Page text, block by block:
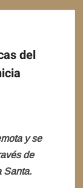
del
y se
de
Santa.